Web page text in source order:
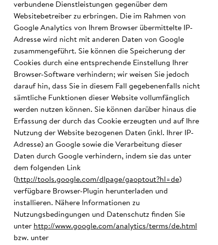
verbundene Dienstleistungen gegenüber dem
Websitebetreiber zu erbringen. Die im Rahmen von
Google Analytics von Ihrem Browser übermittelte IP-
Adresse wird nicht mit anderen Daten von Google
zusammengeführt. Sie können die Speicherung der
Cookies durch eine entsprechende Einstellung Ihrer
Browser-Software verhindern; wir weisen Sie jedoch
darauf hin, dass Sie in diesem Fall gegebenenfalls nicht
sämtliche Funktionen dieser Website vollumfänglich
werden nutzen können. Sie können darüber hinaus die
Erfassung der durch das Cookie erzeugten und auf Ihre
Nutzung der Website bezogenen Daten (inkl. Ihrer IP-
Adresse) an Google sowie die Verarbeitung dieser
Daten durch Google verhindern, indem sie das unter
dem folgenden Link
(http://tools.google.com/dlpage/gaoptout?hl=de)
verfügbare Browser-Plugin herunterladen und
installieren. Nähere Informationen zu
Nutzungsbedingungen und Datenschutz finden Sie
unter http://www.google.com/analytics/terms/de.html
bzw. unter